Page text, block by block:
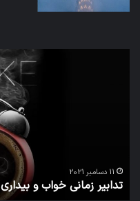
11 دسامبر 2021
تدابیر زمانی خواب و بیداری